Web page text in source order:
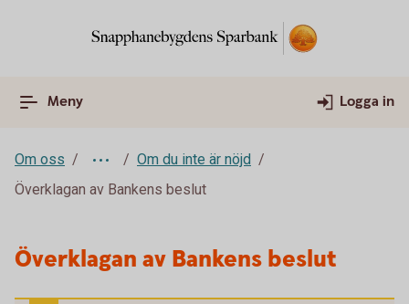
Meny Logga in
Om oss
Om du inte är nöjd
Överklagan av Bankens beslut
Överklagan av Bankens beslut